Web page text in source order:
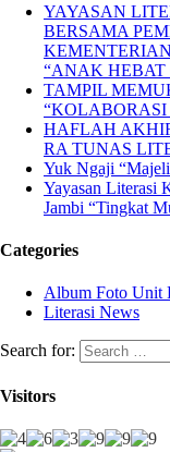
YAYASAN
BERSAMA
“ANAK HEBAT
TAMPIL
HAFLAH
RA TUNAS
Yuk Ngaji
Yayasan Literasi
Jambi “Tingkat
Categories
Album Foto Unit
Literasi News
Search for:
Visitors